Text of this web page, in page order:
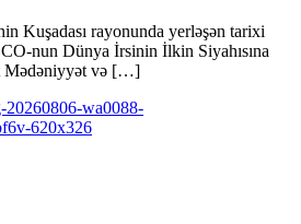
Kuşadası rayonunda yerləşən tarixi
nun Dünya İrsinin İlkin Siyahısına
Mədəniyyət və […]